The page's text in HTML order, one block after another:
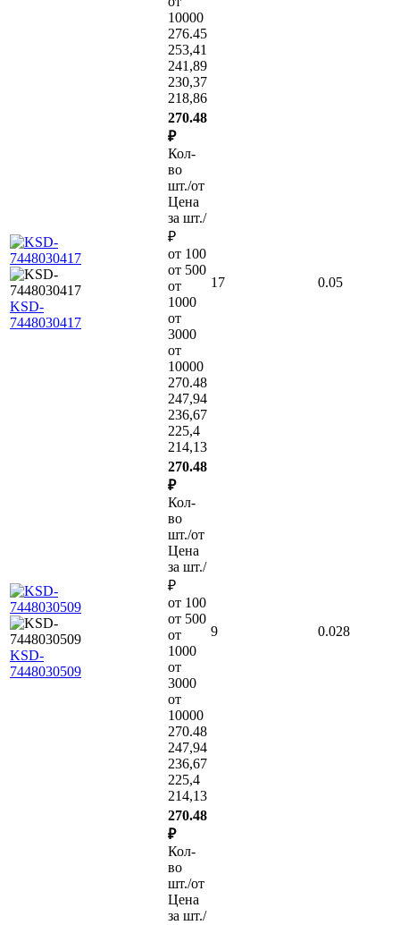
10000
276.45
253,41
241,89
230,37
218,86
KSD-
7448030417
270.48
₽
Кол-
во
шт./от
Цена
за шт./
₽
от 100
от 500
от
1000
от
3000
от
10000
270.48
247,94
236,67
225,4
214,13
17 0.05
KSD-
7448030509
270.48
₽
Кол-
во
шт./от
Цена
за шт./
₽
от 100
от 500
от
1000
от
3000
от
10000
270.48
247,94
236,67
225,4
214,13
9 0.028
270.48
₽
Кол-
во
шт./от
Цена
за шт./